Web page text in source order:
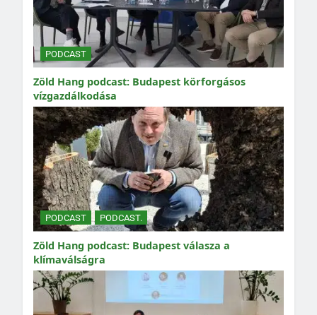
PODCAST
Zöld Hang podcast: Budapest körforgásos
vízgazdálkodása
PODCAST PODCAST.
Zöld Hang podcast: Budapest válasza a
klímaválságra